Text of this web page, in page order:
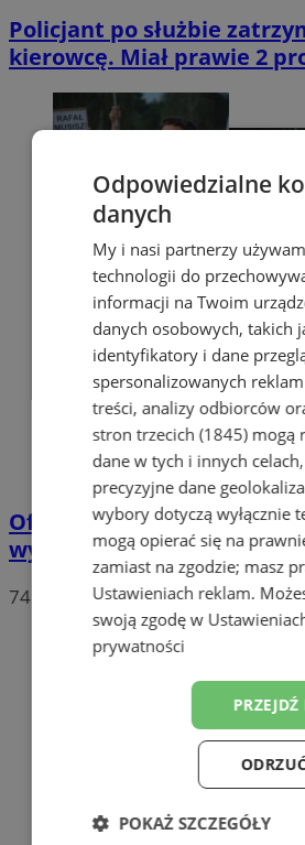
Policjant po służbie
kierowcę. Miał prawie 2
Oficjalne wyniki wyborów:
wygrywa Rafał
74
Odpowiedzialne
danych
My i nasi partnerzy
technologii do
informacji na Twoim
danych osobowych, takich
identyfikatory i dane
spersonalizowanych
treści, analizy odbiorców
stron trzecich (1845)mogą
dane w tych i innych
precyzyjne dane
wybory dotyczą wyłącznie
mogą opierać się na
zamiast na zgodzie; masz
Ustawieniach reklam.
swoją zgodę w
prywatności
POKAŻ SZCZEGÓŁY